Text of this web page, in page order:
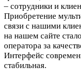
– сотрудники и
Приобретение
связи с нашими
на нашем сайте
оператора за
Интерфейс
стабильная.